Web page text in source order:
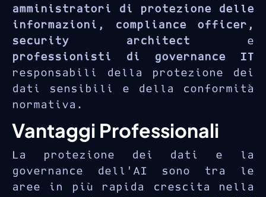
amministratori di protezione delle
informazioni , compliance officer ,
security architect e
professionisti di governance IT
responsabili della protezione dei
dati sensibili e della conformità
normativa.
Vantaggi Professionali
La protezione dei dati e la
governance dell’AI sono tra le
aree in più rapida crescita nella